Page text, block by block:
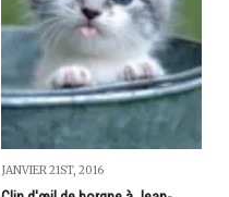
JANVIER 21ST, 2016